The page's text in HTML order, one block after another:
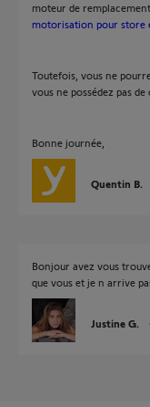
moteur de
motorisation pour store
Toutefois, vous ne
vous ne possédez pas
Bonne journée,
Quentin B.
Bonjour avez vous
que vous et je n arrive
Justine G.